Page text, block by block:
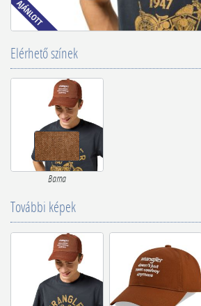
Elérhető színek
Barna
További képek